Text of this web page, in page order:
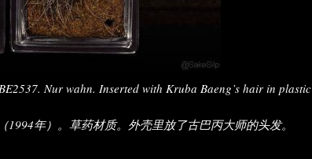
Nur wahn. Inserted with Kruba Baeng’s hair in plastic
年）。草药材质。外壳里放了古巴丙大师的头发。